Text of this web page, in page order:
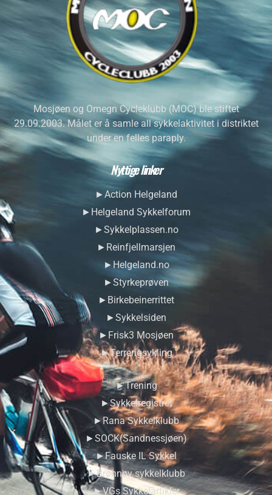
Mosjøen og Omegn Cycleklubb (MOC) ble stiftet
29.09.2003. Målet er å samle all sykkelaktivitet i distriktet
under en felles paraply.
Nyttige linker
►Action Helgeland
►Helgeland Sykkelforum
►Sykkelplassen.no
►Reinfjellmarsjen
►Helgeland.no
►Styrkeprøven
►Birkebeinerrittet
►Sykkelsiden
►Frisk3 Mosjøen
►Terrengsykling
►Trening
►Sykkelregistret
►Rana Sykkelklubb
►SOCK(Sandnessjøen)
►Fauske IL Sykkel
►Brønnøy sykkelklubb
►VGs Sykkelartikler